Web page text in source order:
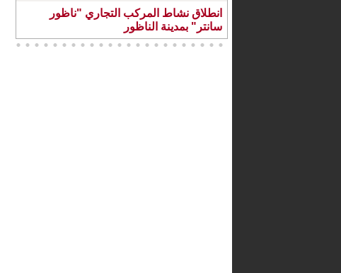
انطلاق نشاط المركب التجاري "ناظور
سانتر" بمدينة الناظور